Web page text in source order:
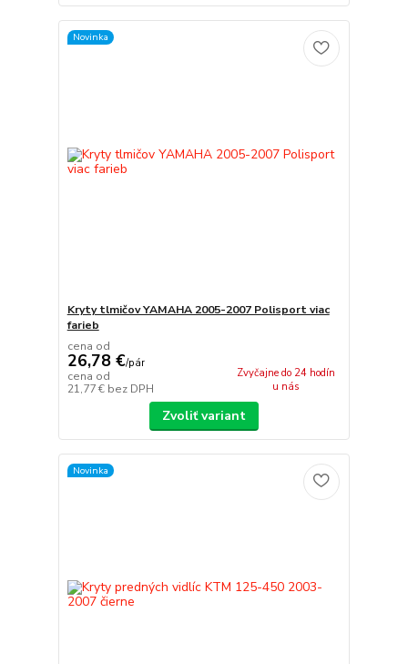
Novinka
Kryty tlmičov YAMAHA 2005-2007 Polisport viac
farieb
cena od
26,78 €/pár
cena od
21,77 € bez DPH
Zvyčajne do 24 hodín
u nás
Zvoliť variant
Novinka